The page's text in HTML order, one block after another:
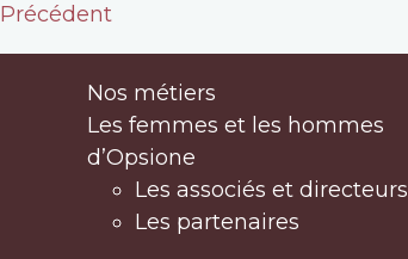
Précédent
Nos métiers
Les femmes et les hommes
d’Opsione
Les associés et directeurs
Les partenaires